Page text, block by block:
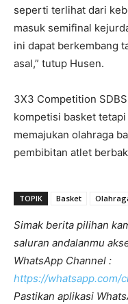
seperti terlihat dari
masuk semifinal
ini dapat berkembang
asal,” tutup Husen.
3X3 Competition
kompetisi basket
memajukan olahraga
pembibitan atlet
TOPIK Basket
Simak berita pilihan
saluran andalanmu
WhatsApp Channel :
https://whatsapp.com/
Pastikan aplikasi